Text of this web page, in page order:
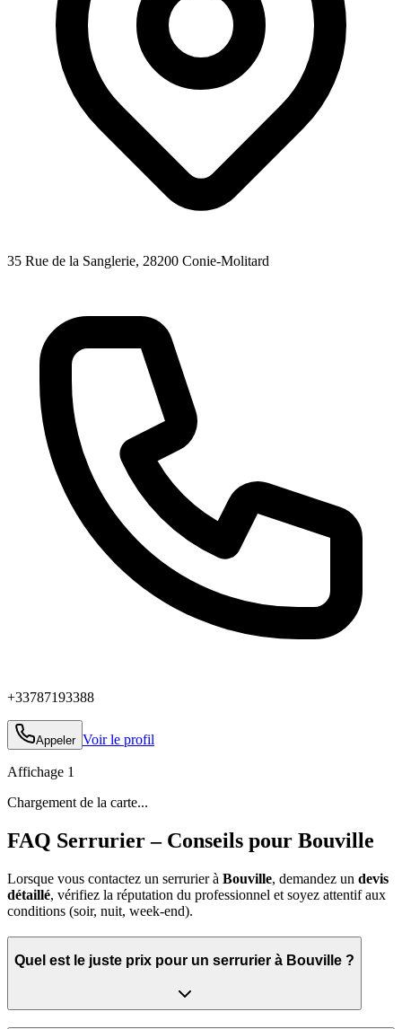
35 Rue de la Sanglerie, 28200 Conie-Molitard
+33787193388
Appeler Voir le profil
Affichage 1
Chargement de la carte...
FAQ Serrurier – Conseils pour Bouville
Lorsque vous contactez un serrurier à Bouville, demandez un devis
détaillé, vérifiez la réputation du professionnel et soyez attentif aux
conditions (soir, nuit, week‑end).
Quel est le juste prix pour un serrurier à Bouville ?